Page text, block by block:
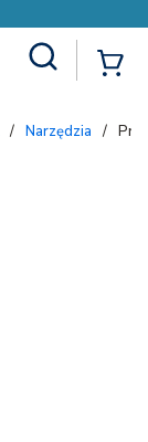
/ Narzędzia /